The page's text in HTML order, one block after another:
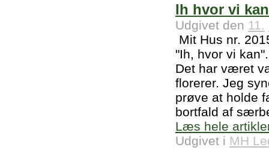
Ih hvor vi
Udgivet den 11.
Mit Hus nr.
"Ih, hvor vi
Det har været
florerer. Jeg
prøve at holde
bortfald af
Læs hele
Udgivet i MH